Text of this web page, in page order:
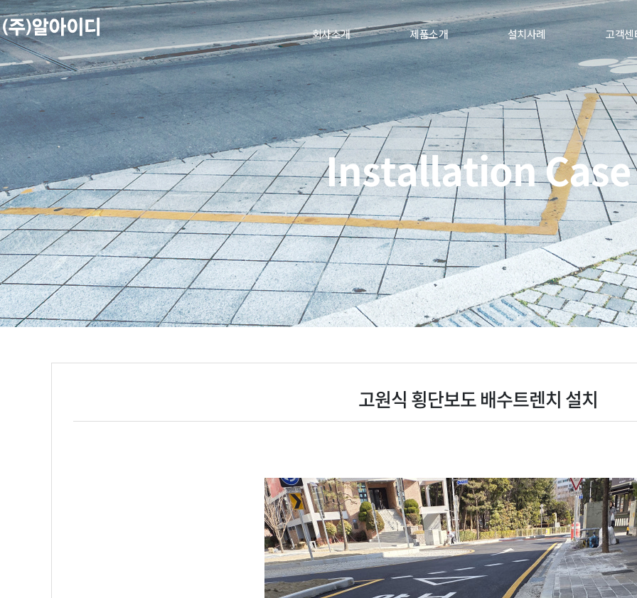
본문 바로가기
회사소개 제품소개 설치사례 고객센
Installation Case
고원식 횡단보도 배수트렌치 설치